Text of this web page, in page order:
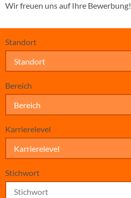
Wir freuen uns auf Ihre Bewerbung!
Standort
Standort
Bereich
Bereich
Karrierelevel
Karrierelevel
Stichwort